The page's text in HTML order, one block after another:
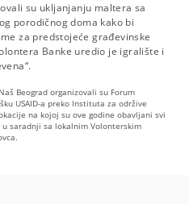
su ukljanjanju maltera sa
porodičnog doma kako bi
za predstojeće građevinske
Banke uredio je igralište i
Beograd organizovali su Forum
USAID-a preko Instituta za održive
na kojoj su ove godine obavljani svi
saradnji sa lokalnim Volonterskim